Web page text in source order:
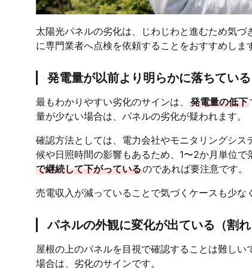
太陽光パネルの劣化は、じわじわと進むため気
に専門業者へ点検を依頼することをおすすめしま
発電量が以前より明らかに落ちている
最もわかりやすい劣化のサインは、 発電量の低下
量が少ない場合は、パネルの劣化が疑われます。
確認方法としては、電力会社やモニタリングシ
候や日照時間の影響もあるため、1〜2か月単位
で継続して下がっているのであれば要注意です。
売電収入が減っていることで気づくケースも少な
パネルの外観に変化が出ている（割れ
屋根の上のパネルを目視で確認することは難し
場合は、劣化のサインです。